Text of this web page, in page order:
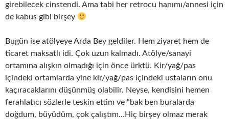
girebilecek cinstendi. Ama tabi her retrocu hanımı/annesi için
de kabus gibi birşey
Bugün ise atölyeye Arda Bey geldiler. Hem ziyaret hem de
ticaret maksatlı idi. Çok uzun kalmadı. Atölye/sanayi
ortamına alışkın olmadığı için önce ürktü. Kir/yağ/pas
içindeki ortamlarda yine kir/yağ/pas içindeki ustaların onu
kaçıracaklarını düşünmüş olabilir. Neyse, kendisini hemen
ferahlatıcı sözlerle teskin ettim ve “bak ben buralarda
doğdum, büyüdüm, çok çalıştım…Hiç birşey olmaz merak